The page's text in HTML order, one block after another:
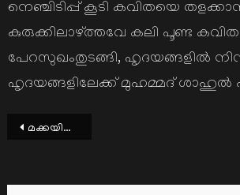
നെഞ്ചിടിപ്പ് കൂടി കവിതയെ
കുരുക്കിലാഴ്ത്തവേ കലി പൂണ്ട
പേറസുഖംതുടങ്ങി, ഹൃദയങ്ങളില്‍
ഹൃദയങ്ങളിലേക്ക് മുഹമ്മദ് ശാഹുല്‍
Post
മക്കയിലുയര്‍ന്ന ബാങ്കൊലി മായാതെ..